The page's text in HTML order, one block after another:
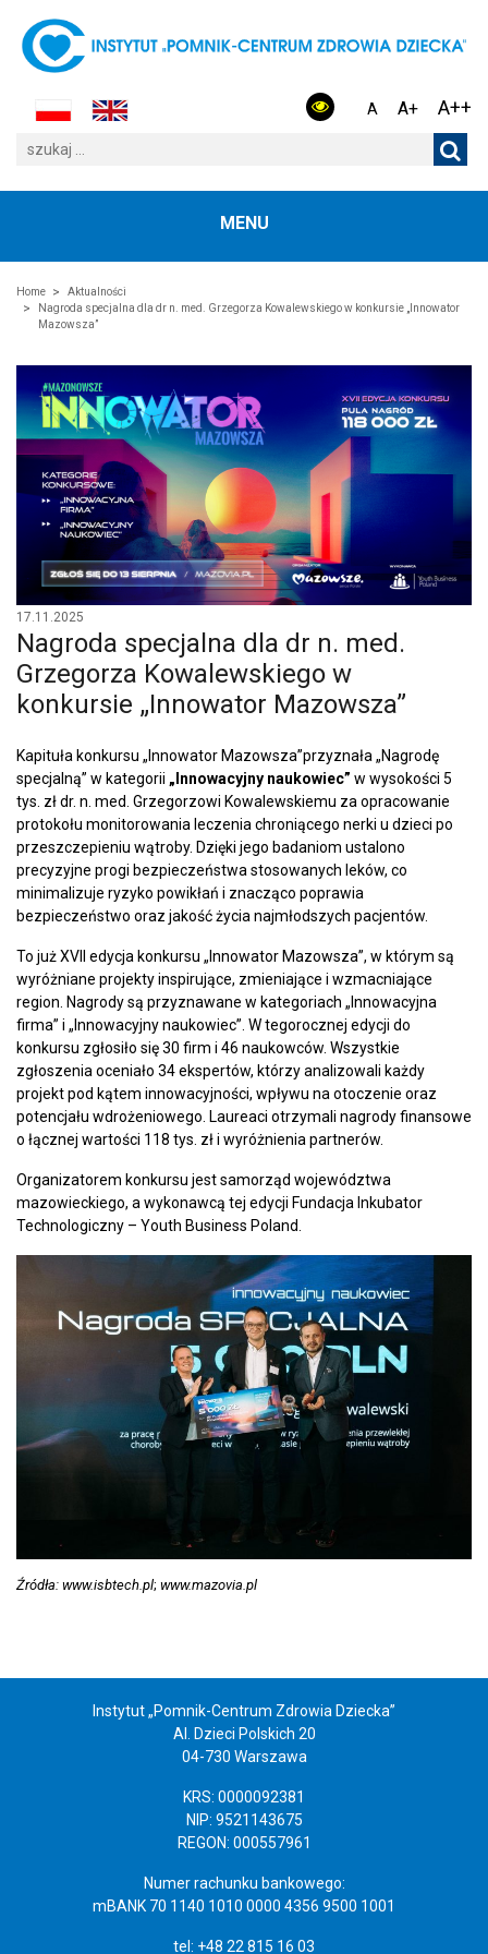
A A+ A++
MENU
Home
Aktualności
Nagroda specjalna dla dr n. med. Grzegorza Kowalewskiego w konkursie „Innowator
Mazowsza”
17.11.2025
Nagroda specjalna dla dr n. med.
Grzegorza Kowalewskiego w
konkursie „Innowator Mazowsza”
Kapituła konkursu „Innowator Mazowsza”przyznała „Nagrodę
specjalną” w kategorii „Innowacyjny naukowiec” w wysokości 5
tys. zł dr. n. med. Grzegorzowi Kowalewskiemu za opracowanie
protokołu monitorowania leczenia chroniącego nerki u dzieci po
przeszczepieniu wątroby. Dzięki jego badaniom ustalono
precyzyjne progi bezpieczeństwa stosowanych leków, co
minimalizuje ryzyko powikłań i znacząco poprawia
bezpieczeństwo oraz jakość życia najmłodszych pacjentów.
To już XVII edycja konkursu „Innowator Mazowsza”, w którym są
wyróżniane projekty inspirujące, zmieniające i wzmacniające
region. Nagrody są przyznawane w kategoriach „Innowacyjna
firma” i „Innowacyjny naukowiec”. W tegorocznej edycji do
konkursu zgłosiło się 30 firm i 46 naukowców. Wszystkie
zgłoszenia oceniało 34 ekspertów, którzy analizowali każdy
projekt pod kątem innowacyjności, wpływu na otoczenie oraz
potencjału wdrożeniowego. Laureaci otrzymali nagrody finansowe
o łącznej wartości 118 tys. zł i wyróżnienia partnerów.
Organizatorem konkursu jest samorząd województwa
mazowieckiego, a wykonawcą tej edycji Fundacja Inkubator
Technologiczny – Youth Business Poland.
Źródła: www.isbtech.pl; www.mazovia.pl
Instytut „Pomnik-Centrum Zdrowia Dziecka”
Al. Dzieci Polskich 20
04-730 Warszawa
KRS: 0000092381
NIP: 9521143675
REGON: 000557961
Numer rachunku bankowego:
mBANK 70 1140 1010 0000 4356 9500 1001
tel: +48 22 815 16 03